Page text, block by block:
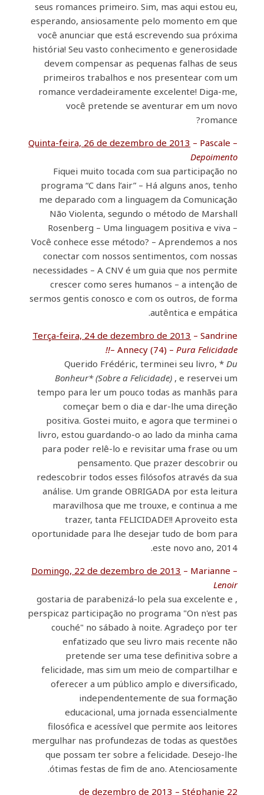
seus romances primeiro. Sim, mas aqui estou eu,
esperando, ansiosamente pelo momento em que
você anunciar que está escrevendo sua próxima
história! Seu vasto conhecimento e generosidade
devem compensar as pequenas falhas de seus
primeiros trabalhos e nos presentear com um
romance verdadeiramente excelente! Diga-me,
você pretende se aventurar em um novo
romance?
Quinta-feira, 26 de dezembro de 2013 – Pascale –
Depoimento
Fiquei muito tocada com sua participação no
programa “C dans l’air” – Há alguns anos, tenho
me deparado com a linguagem da Comunicação
Não Violenta, segundo o método de Marshall
Rosenberg – Uma linguagem positiva e viva –
Você conhece esse método? – Aprendemos a nos
conectar com nossos sentimentos, com nossas
necessidades – A CNV é um guia que nos permite
crescer como seres humanos – a intenção de
sermos gentis conosco e com os outros, de forma
autêntica e empática.
Terça-feira, 24 de dezembro de 2013 – Sandrine
– Annecy (74) –Pura Felicidade!!
Querido Frédéric, terminei seu livro, *Du
Bonheur* (Sobre a Felicidade) , e reservei um
tempo para ler um pouco todas as manhãs para
começar bem o dia e dar-lhe uma direção
positiva. Gostei muito, e agora que terminei o
livro, estou guardando-o ao lado da minha cama
para poder relê-lo e revisitar uma frase ou um
pensamento. Que prazer descobrir ou
redescobrir todos esses filósofos através da sua
análise. Um grande OBRIGADA por esta leitura
maravilhosa que me trouxe, e continua a me
trazer, tanta FELICIDADE!! Aproveito esta
oportunidade para lhe desejar tudo de bom para
este novo ano, 2014.
Domingo, 22 de dezembro de 2013 – Marianne –
Lenoir
, gostaria de parabenizá-lo pela sua excelente e
perspicaz participação no programa "On n'est pas
couché" no sábado à noite. Agradeço por ter
enfatizado que seu livro mais recente não
pretende ser uma tese definitiva sobre a
felicidade, mas sim um meio de compartilhar e
oferecer a um público amplo e diversificado,
independentemente de sua formação
educacional, uma jornada essencialmente
filosófica e acessível que permite aos leitores
mergulhar nas profundezas de todas as questões
que possam ter sobre a felicidade. Desejo-lhe
ótimas festas de fim de ano. Atenciosamente.
22 de dezembro de 2013
– Stéphanie